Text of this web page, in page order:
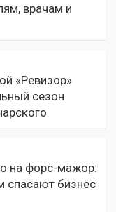
врачам и
«Ревизор»
сезон
на форс-мажор:
спасают бизнес